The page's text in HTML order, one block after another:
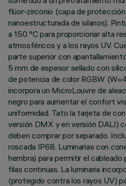
flúor-zirconio (capa de
nanoestructurada de silanos).
a 150 °C para proporcionar alta
atmosféricos y a los rayos UV.
parte superior con
5 mm de espesor sellado con
de potencia de color RGBW
incorpora un MicroLouvre de
negro para aumentar el confort
uniformidad. Tato la tarjeta de
versión DMX y en versión DALI)
deben comprar por separado.
roscada IP68. Luminarias con
hembra) para permitir el cableado
filas continuas. La luminaria
(protegido contra los rayos UV)